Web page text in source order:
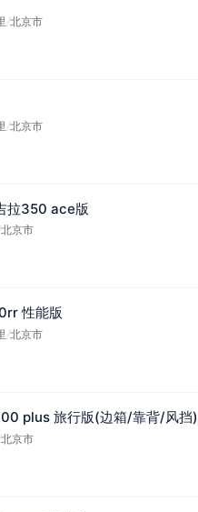
/北京市
/北京市
拉350 ace版
北京市
性能版
/北京市
plus 旅行版(边箱/靠背/风挡)
北京市